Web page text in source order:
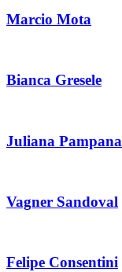
Marcio Mota
Bianca Gresele
Juliana Pampana
Vagner Sandoval
Felipe Consentini